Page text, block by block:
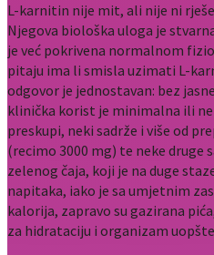
L-karnitin nije mit, ali nije ni
Njegova biološka uloga je
je već pokrivena normalnom
pitaju ima li smisla uzimati L-
odgovor je jednostavan: bez
klinička korist je minimalna ili
preskupi, neki sadrže i više od
(recimo 3000 mg) te neke
zelenog čaja, koji je na duge
napitaka, iako je sa umjetnim
kalorija, zapravo su gazirana
za hidrataciju i organizam